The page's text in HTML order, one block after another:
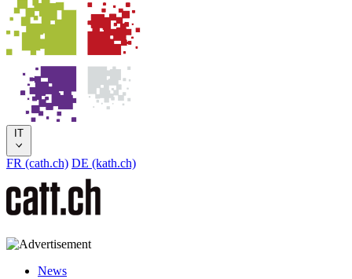
IT
FR (cath.ch) DE (kath.ch)
News